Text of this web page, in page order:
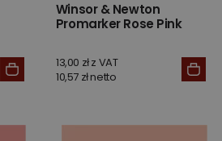
Winsor & Newton
Promarker Rose Pink
13,00 zł z VAT
10,57 zł netto